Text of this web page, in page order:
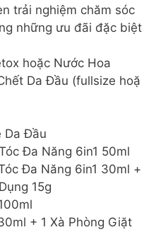
trải nghiệm chăm sóc
những ưu đãi đặc biệt
hoặc Nước Hoa
Da Đầu (fullsize hoặ
Da Đầu
Đa Năng 6in1 50ml
Đa Năng 6in1 30ml +
15g
+ 1 Xà Phòng Giặt